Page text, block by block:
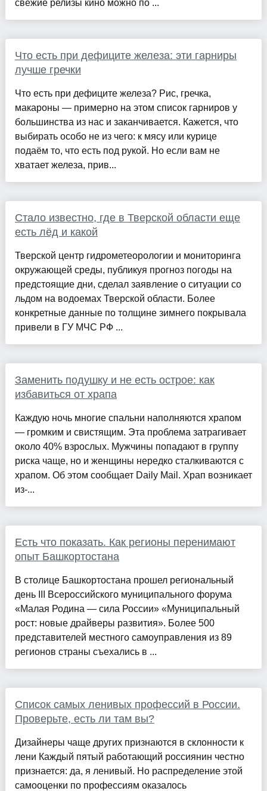
свежие релизы кино можно по ...
Что есть при дефиците железа: эти гарниры
лучше гречки
Что есть при дефиците железа? Рис, гречка,
макароны — примерно на этом список гарниров у
большинства из нас и заканчивается. Кажется, что
выбирать особо не из чего: к мясу или курице
подаём то, что есть под рукой. Но если вам не
хватает железа, прив...
Стало известно, где в Тверской области еще
есть лёд и какой
Тверской центр гидрометеорологии и мониторинга
окружающей среды, публикуя прогноз погоды на
предстоящие дни, сделал заявление о ситуации со
льдом на водоемах Тверской области. Более
конкретные данные по толщине зимнего покрывала
привели в ГУ МЧС РФ ...
Заменить подушку и не есть острое: как
избавиться от храпа
Каждую ночь многие спальни наполняются храпом
— громким и свистящим. Эта проблема затрагивает
около 40% взрослых. Мужчины попадают в группу
риска чаще, но и женщины нередко сталкиваются с
храпом. Об этом сообщает Daily Mail. Храп возникает
из-...
Есть что показать. Как регионы перенимают
опыт Башкортостана
В столице Башкортостана прошел региональный
день III Всероссийского муниципального форума
«Малая Родина — сила России» «Муниципальный
рост: новые драйверы развития». Более 500
представителей местного самоуправления из 89
регионов страны съехались в ...
Список самых ленивых профессий в России.
Проверьте, есть ли там вы?
Дизайнеры чаще других признаются в склонности к
лени Каждый пятый работающий россиянин честно
признается: да, я ленивый. Но распределение этой
самооценки по профессиям оказалось